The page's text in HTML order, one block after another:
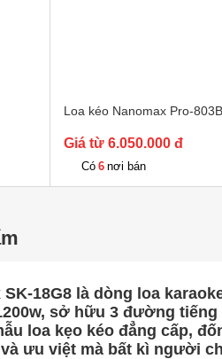
Loa kéo Nanomax Pro-803B
Giá từ 6.050.000 đ
Có 6 nơi bán
SK-18G8 là dòng loa
sở hữu 3 đường
loa kẹo kéo đẳng cấp,
ưu việt mà bất kì người